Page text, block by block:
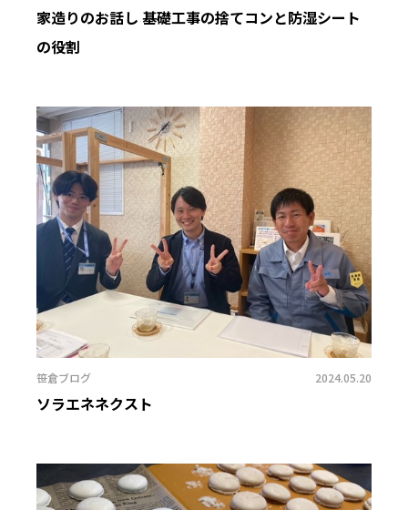
家造りのお話し 基礎工事の捨てコンと防湿シート
の役割
笹倉ブログ 2024.05.20
ソラエネネクスト